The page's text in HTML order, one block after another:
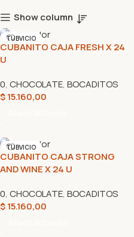
Show column
TUBVICIO
CUBANITO CAJA FRESH X 24
U
0, CHOCOLATE, BOCADITOS
$15.160,00
TUBVICIO
CUBANITO CAJA STRONG
AND WINE X 24 U
0, CHOCOLATE, BOCADITOS
$15.160,00